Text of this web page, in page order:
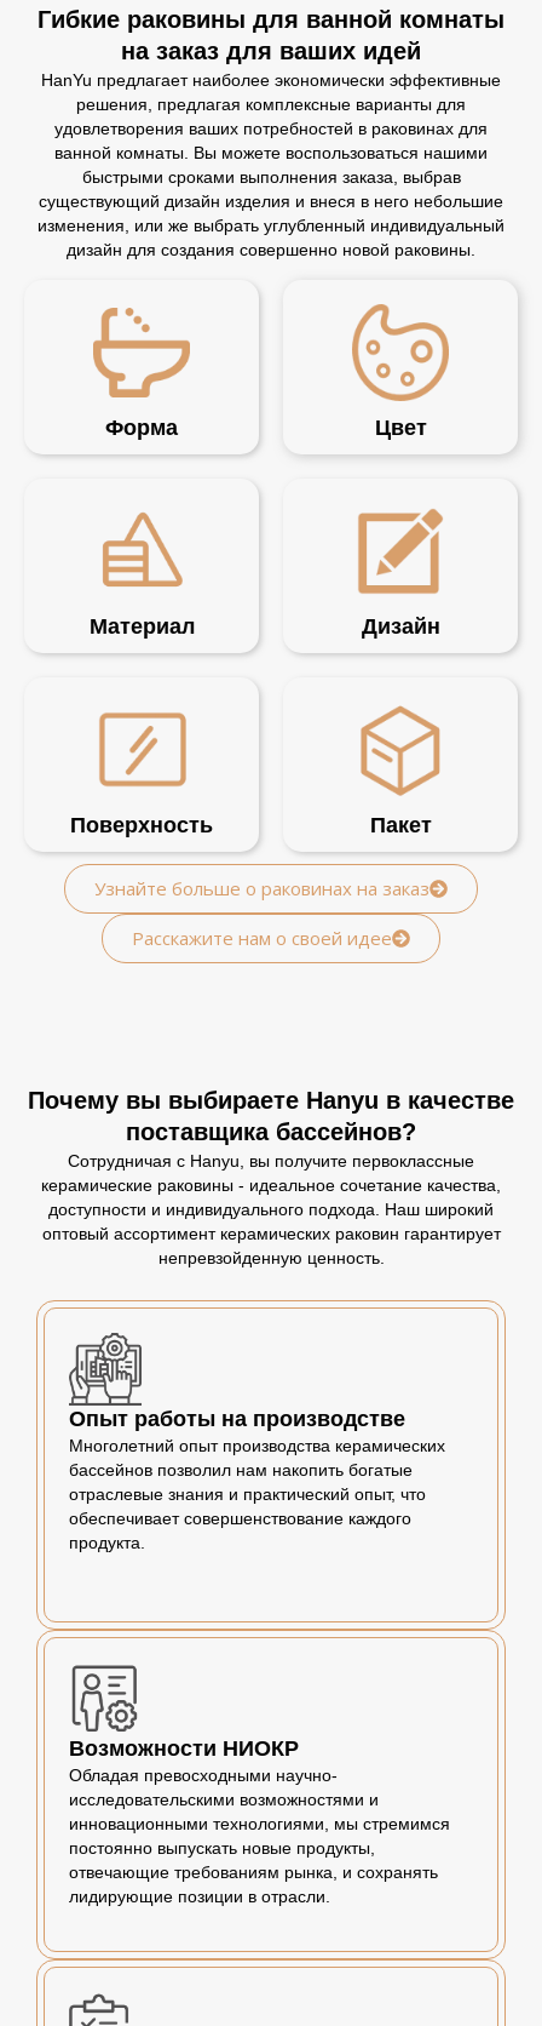
Гибкие раковины для ванной комнаты
на заказ для ваших идей
HanYu предлагает наиболее экономически эффективные
решения, предлагая комплексные варианты для
удовлетворения ваших потребностей в раковинах для
ванной комнаты. Вы можете воспользоваться нашими
быстрыми сроками выполнения заказа, выбрав
существующий дизайн изделия и внеся в него небольшие
изменения, или же выбрать углубленный индивидуальный
дизайн для создания совершенно новой раковины.
Форма Цвет
Материал Дизайн
Поверхность Пакет
Узнайте больше о раковинах на заказ
Расскажите нам о своей идее
Почему вы выбираете Hanyu в качестве
поставщика бассейнов?
Сотрудничая с Hanyu, вы получите первоклассные
керамические раковины - идеальное сочетание качества,
доступности и индивидуального подхода. Наш широкий
оптовый ассортимент керамических раковин гарантирует
непревзойденную ценность.
Опыт работы на производстве
Многолетний опыт производства керамических
бассейнов позволил нам накопить богатые
отраслевые знания и практический опыт, что
обеспечивает совершенствование каждого
продукта.
Возможности НИОКР
Обладая превосходными научно-
исследовательскими возможностями и
инновационными технологиями, мы стремимся
постоянно выпускать новые продукты,
отвечающие требованиям рынка, и сохранять
лидирующие позиции в отрасли.